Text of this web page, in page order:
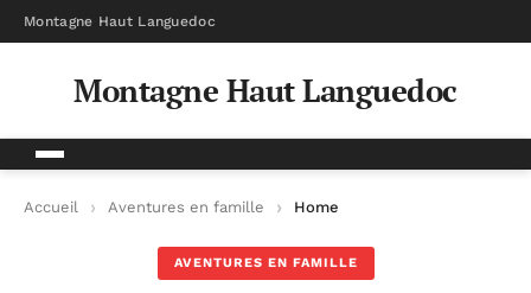
Montagne Haut Languedoc
Montagne Haut Languedoc
Accueil Aventures en famille Home
AVENTURES EN FAMILLE